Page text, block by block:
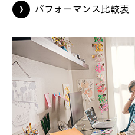
パフォーマンス比較表